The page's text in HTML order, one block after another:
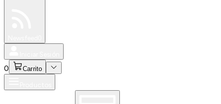
0 Carrito